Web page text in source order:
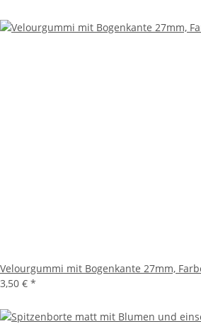
Velourgummi mit Bogenkante 27mm,
3,50 € *